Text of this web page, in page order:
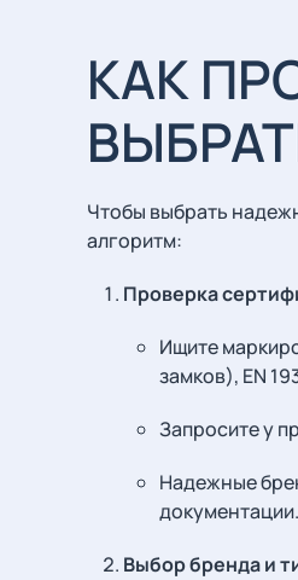
КАК
Чтобы выбрать
алгоритм:
Проверка
Ищите
замков), EN
Запросите у
Надежные
документации.
Выбор бренда и